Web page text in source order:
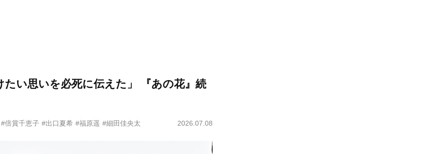
い思いを必死に伝えた」 『あの花』続
#倍賞千恵子 #出口夏希 #福原遥 #細田佳央太 2026.07.08